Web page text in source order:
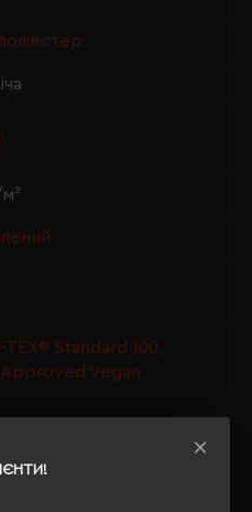
TEX® Standard 100,
Approved Vegan